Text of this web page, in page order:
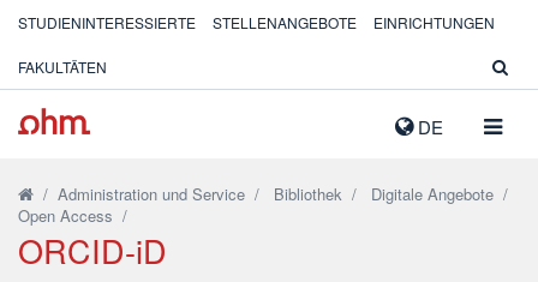
DE
STUDIENINTERESSIERTE STELLENANGEBOTE EINRICHTUNGEN
FAKULTÄTEN
/ Administration und Service / Bibliothek / Digitale Angebote /
Open Access /
ORCID-iD